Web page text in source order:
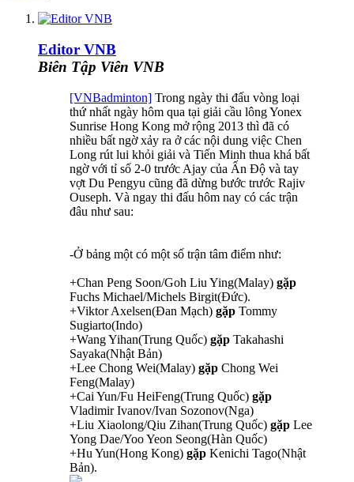
Editor VNB
Biên Tập Viên VNB
[VNBadminton] Trong ngày thi đấu vòng loại
thứ nhất ngày hôm qua tại giải cầu lông Yonex
Sunrise Hong Kong mở rộng 2013 thì đã có
nhiều bất ngờ xảy ra ở các nội dung việc Chen
Long rút lui khỏi giải và Tiến Minh thua khá bất
ngờ với tỉ số 2-0 trước Ajay của Ấn Độ và tay
vợt Du Pengyu cũng đã dừng bước trước Rajiv
Ouseph. Và ngay thi đấu hôm nay có các trận
đâu như sau:
-Ở bảng một có một số trận tâm điểm như:
+Chan Peng Soon/Goh Liu Ying(Malay) gặp
Fuchs Michael/Michels Birgit(Đức).
+Viktor Axelsen(Đan Mạch) gặp Tommy
Sugiarto(Indo)
+Wang Yihan(Trung Quốc) gặp Takahashi
Sayaka(Nhật Bản)
+Lee Chong Wei(Malay) gặp Chong Wei
Feng(Malay)
+Cai Yun/Fu HeiFeng(Trung Quốc) gặp
Vladimir Ivanov/Ivan Sozonov(Nga)
+Liu Xiaolong/Qiu Zihan(Trung Quốc) gặp Lee
Yong Dae/Yoo Yeon Seong(Hàn Quốc)
+Hu Yun(Hong Kong) gặp Kenichi Tago(Nhật
Bản).